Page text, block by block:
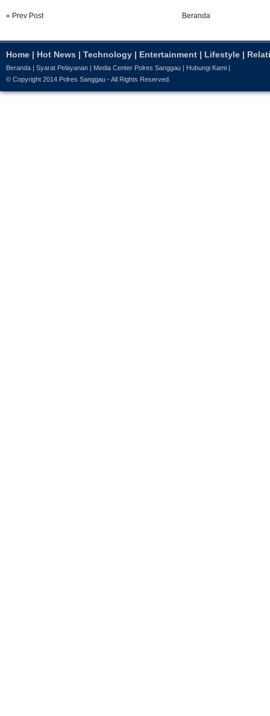
« Prev Post Beranda
Home | Hot News | Technology | Entertainment | Lifestyle |
Beranda Syarat Pelayanan Media Center Polres Sanggau Hubungi Kami
© Copyright 2014 Polres Sanggau - All Rights Reserved.